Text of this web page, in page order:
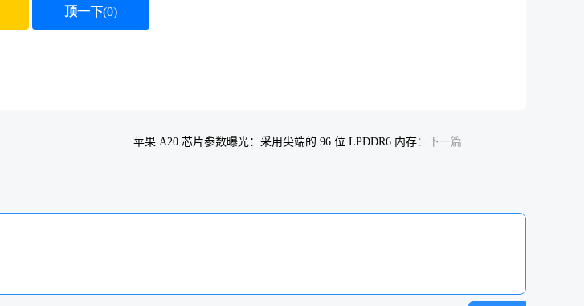
顶一下(0)
苹果 A20 芯片参数曝光：采用尖端的 96 位 LPDDR6 内存：下一篇